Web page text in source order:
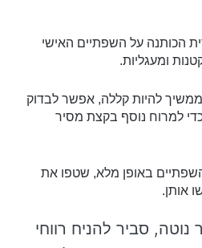
הכותנה על השפתיים האישי
ומעגליות.
להיות קללה, אפשר לבדוק
למרוח נוסף בקצת מסיר
באופן מלא, שטפו את
אותן.
נוטה, סביר להניח רווחי